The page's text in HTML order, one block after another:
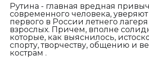
Рутина - главная вредная
современного человека,
первого в России летнего
взрослых. Причем, вполне
которые, как выяснилось,
спорту, творчеству, общению и
кострам .